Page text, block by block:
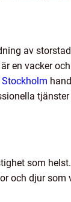
av
en vacker
som
och djur